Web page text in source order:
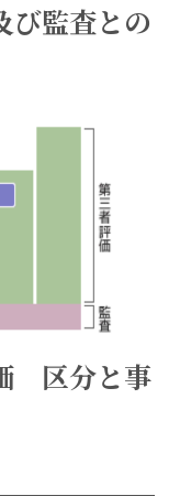
び監査との
区分と事